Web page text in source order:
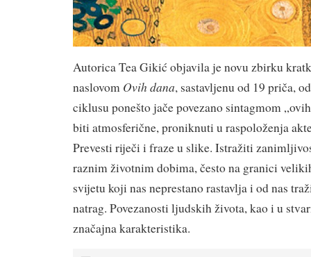
Autorica Tea Gikić objavila je novu zbirku
naslovom Ovih dana, sastavljenu od 19 priča,
ciklusu ponešto jače povezano sintagmom
biti atmosferične, proniknuti u raspoloženja
Prevesti riječi i fraze u slike. Istražiti
raznim životnim dobima, često na granici
svijetu koji nas neprestano rastavlja i od nas
natrag. Povezanosti ljudskih života, kao i u
značajna karakteristika.